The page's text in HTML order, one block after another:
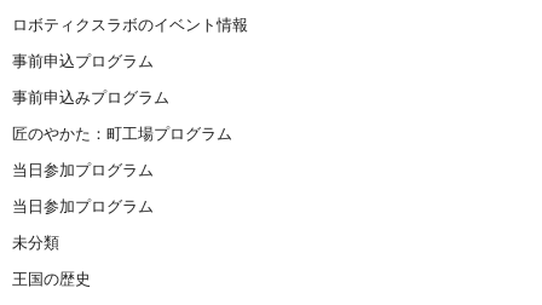
ロボティクスラボのイベント情報
事前申込プログラム
事前申込みプログラム
匠のやかた：町工場プログラム
当日参加プログラム
当日参加プログラム
未分類
王国の歴史